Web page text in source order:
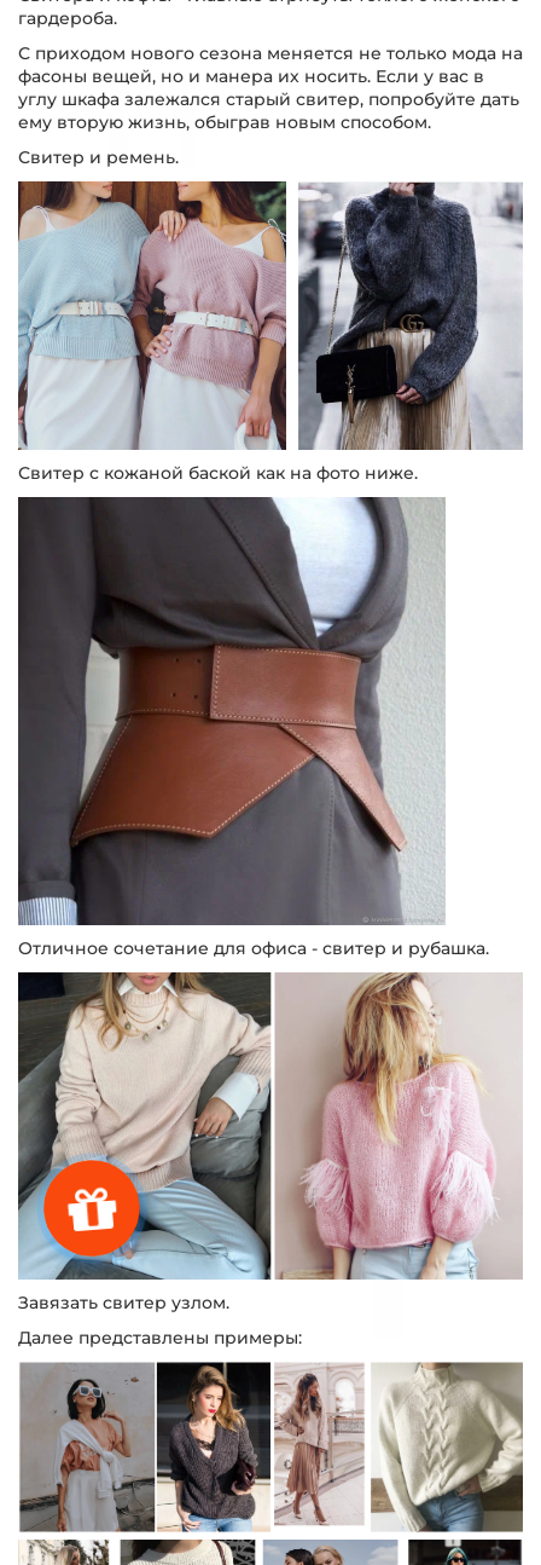
гардероба.
С приходом нового сезона меняется не только мода на
фасоны вещей, но и манера их носить. Если у вас в
углу шкафа залежался старый свитер, попробуйте дать
ему вторую жизнь, обыграв новым способом.
Свитер и ремень.
Свитер с кожаной баской как на фото ниже.
Отличное сочетание для офиса - свитер и рубашка.
Завязать свитер узлом.
Далее представлены примеры: